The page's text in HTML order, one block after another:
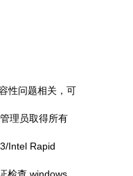
性问题相关，可
理员取得所有
Intel Rapid